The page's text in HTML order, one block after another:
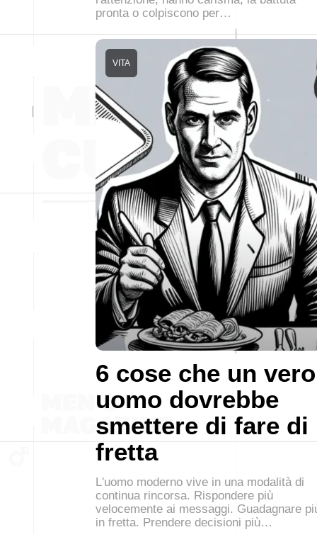
pronta o colpiscono per…
6 cose che un vero
uomo dovrebbe
smettere di fare di
fretta
VITA
L'uomo moderno vive in una modalità di
continua rincorsa. Rispondere più
velocemente ai messaggi. Guadagnare
in fretta. Prendere decisioni più…